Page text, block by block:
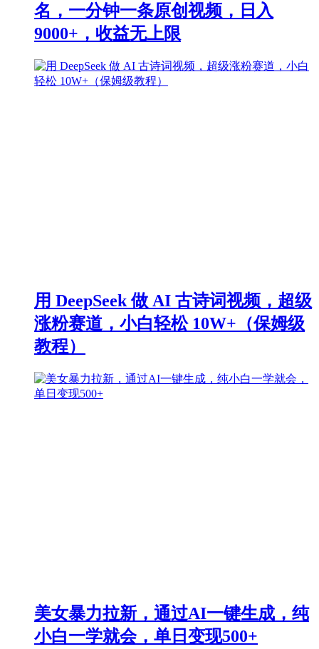
名，一分钟一条原创视频，日入
9000+，收益无上限
用 DeepSeek 做 AI 古诗词视频，超级
涨粉赛道，小白轻松 10W+（保姆级
教程）
美女暴力拉新，通过AI一键生成，纯
小白一学就会，单日变现500+